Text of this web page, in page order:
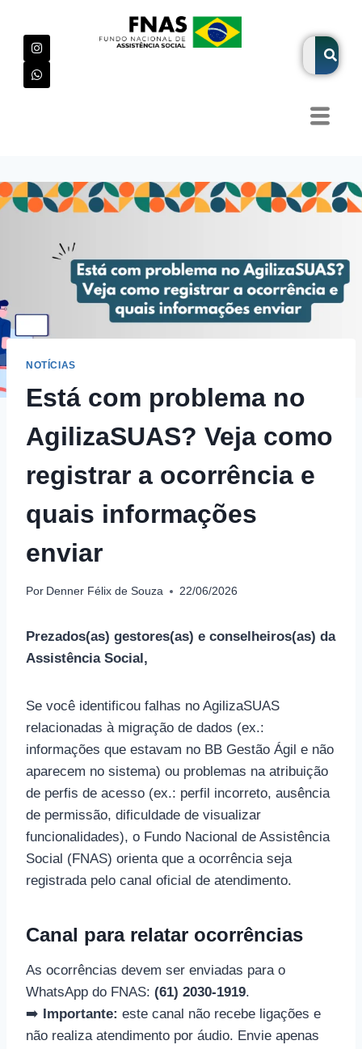
NOTÍCIAS
Está com problema no
AgilizaSUAS? Veja como
registrar a ocorrência e
quais informações
enviar
Por Denner Félix de Souza 22/06/2026
Prezados(as) gestores(as) e conselheiros(as) da
Assistência Social,
Se você identificou falhas no AgilizaSUAS
relacionadas à migração de dados (ex.:
informações que estavam no BB Gestão Ágil e não
aparecem no sistema) ou problemas na atribuição
de perfis de acesso (ex.: perfil incorreto, ausência
de permissão, dificuldade de visualizar
funcionalidades), o Fundo Nacional de Assistência
Social (FNAS) orienta que a ocorrência seja
registrada pelo canal oficial de atendimento.
Canal para relatar ocorrências
As ocorrências devem ser enviadas para o
WhatsApp do FNAS: (61) 2030-1919.
➡️ Importante: este canal não recebe ligações e
não realiza atendimento por áudio. Envie apenas